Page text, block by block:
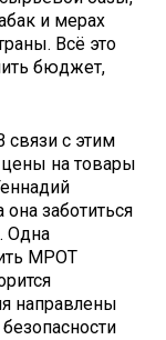
и мерах
Всё это
бюджет,
связи с этим
на товары
она заботиться
Одна
МРОТ
направлены